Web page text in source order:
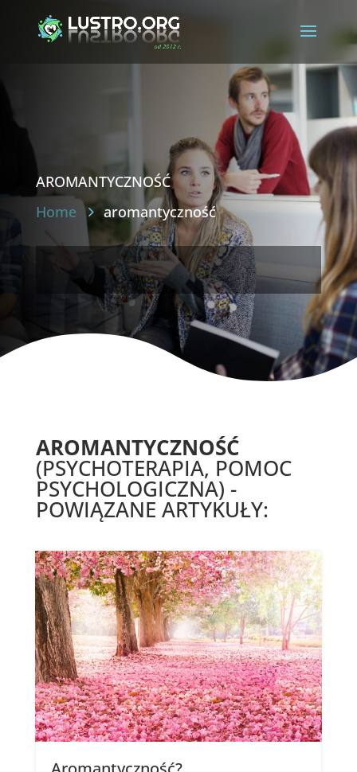
aromantyczność
Home aromantyczność
AROMANTYCZNOŚĆ
(PSYCHOTERAPIA, POMOC
PSYCHOLOGICZNA) -
POWIĄZANE ARTYKUŁY: